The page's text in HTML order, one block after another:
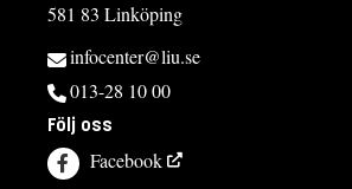
581 83 Linköping
infocenter@liu.se
013-28 10 00
Följ oss
Facebook